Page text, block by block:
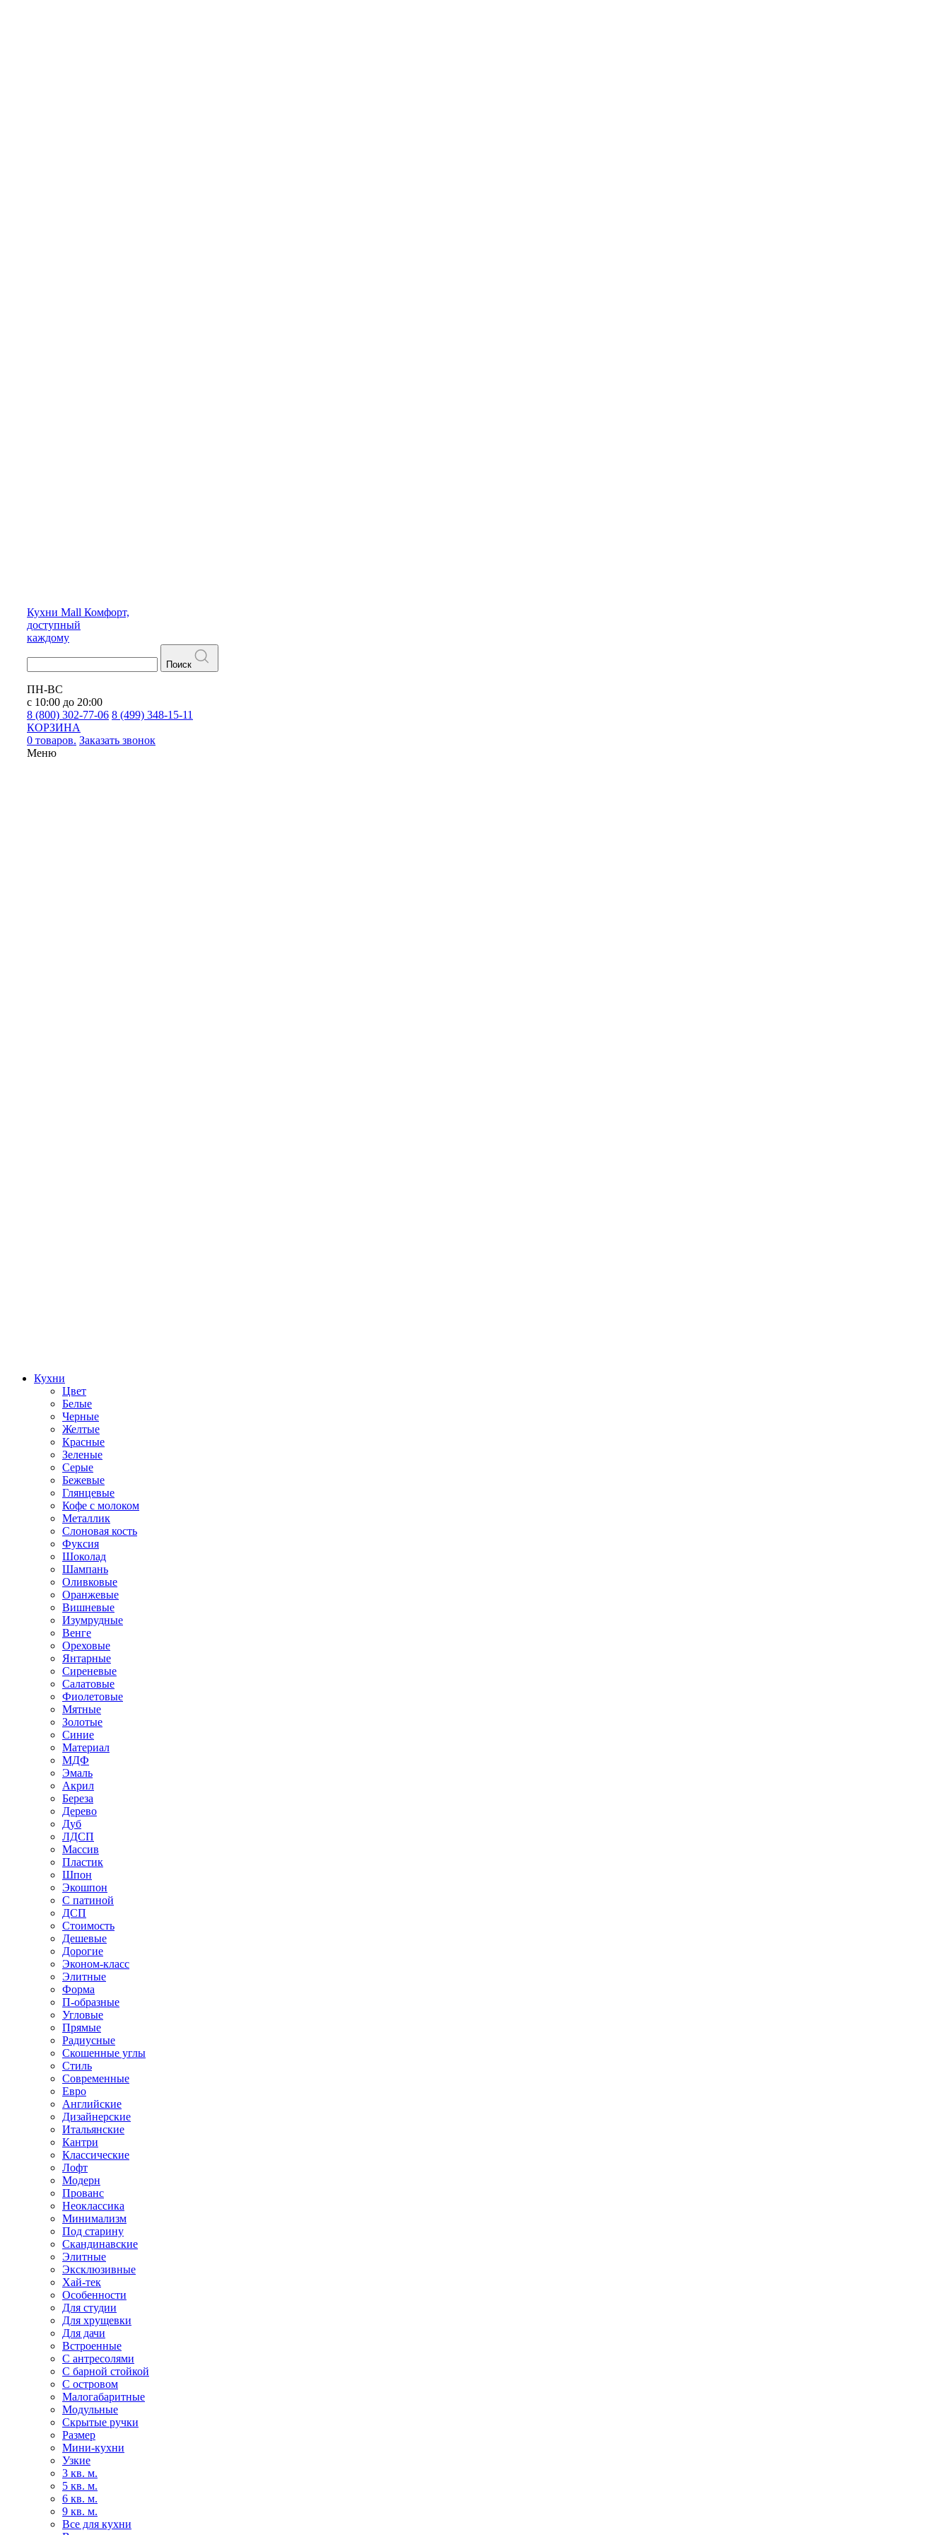
Кухни Mall Комфорт,
доступный
каждому
Поиск
ПН-ВС
с 10:00 до 20:00
8 (800) 302-77-06 8 (499) 348-15-11
КОРЗИНА
0 товаров. Заказать звонок
Меню
Кухни
Цвет
Белые
Черные
Желтые
Красные
Зеленые
Серые
Бежевые
Глянцевые
Кофе с молоком
Металлик
Слоновая кость
Фуксия
Шоколад
Шампань
Оливковые
Оранжевые
Вишневые
Изумрудные
Венге
Ореховые
Янтарные
Сиреневые
Салатовые
Фиолетовые
Мятные
Золотые
Синие
Материал
МДФ
Эмаль
Акрил
Береза
Дерево
Дуб
ЛДСП
Массив
Пластик
Шпон
Экошпон
С патиной
ДСП
Стоимость
Дешевые
Дорогие
Эконом-класс
Элитные
Форма
П-образные
Угловые
Прямые
Радиусные
Скошенные углы
Стиль
Современные
Евро
Английские
Дизайнерские
Итальянские
Кантри
Классические
Лофт
Модерн
Прованс
Неоклассика
Минимализм
Под старину
Скандинавские
Элитные
Эксклюзивные
Хай-тек
Особенности
Для студии
Для хрущевки
Для дачи
Встроенные
С антресолями
С барной стойкой
С островом
Малогабаритные
Модульные
Скрытые ручки
Размер
Мини-кухни
Узкие
3 кв. м.
5 кв. м.
6 кв. м.
9 кв. м.
Все для кухни